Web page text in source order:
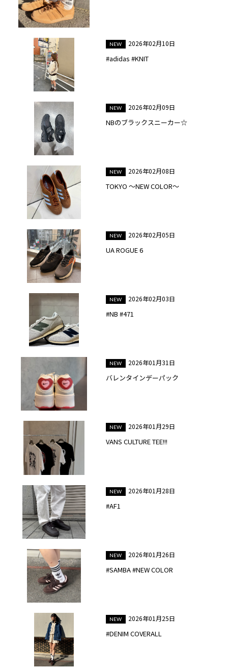
2026年02月10日
#adidas #KNIT
2026年02月09日
NBのブラックスニーカー☆
2026年02月08日
TOKYO ～NEW COLOR～
2026年02月05日
UA ROGUE 6
2026年02月03日
#NB #471
2026年01月31日
バレンタインデーパック
2026年01月29日
VANS CULTURE TEE!!!
2026年01月28日
#AF1
2026年01月26日
#SAMBA #NEW COLOR
2026年01月25日
#DENIM COVERALL